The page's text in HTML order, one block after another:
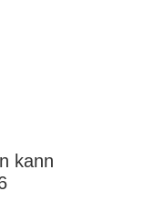
kann